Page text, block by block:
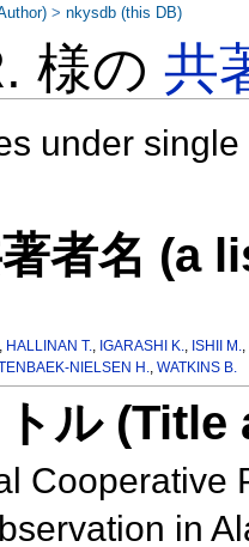
様の共
under
者名 (a
, HALLINAN T., IGARASHI K., ISHII M.,
NIELSEN H., WATKINS B.
ル
Cooperative
in
>nkysdb (this DB)